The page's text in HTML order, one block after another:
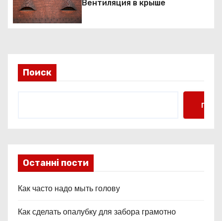
п
а
я
м
Вентиляция в крыше
Поиск
Поиск
Останні пости
Как часто надо мыть голову
Как сделать опалубку для забора грамотно